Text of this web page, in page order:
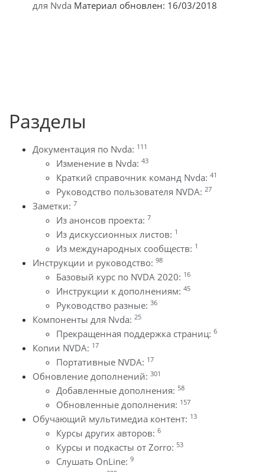
для Nvda Материал обновлен: 16/03/2018
Разделы
Документация по Nvda: 111
Изменение в Nvda: 43
Краткий справочник команд Nvda: 41
Руководство пользователя NVDA: 27
Заметки: 7
Из анонсов проекта: 7
Из дискуссионных листов: 1
Из международных сообществ: 1
Инструкции и руководство: 98
Базовый курс по NVDA 2020: 16
Инструкции к дополнениям: 45
Руководство разные: 36
Компоненты для Nvda: 25
Прекращенная поддержка страниц: 6
Копии NVDA: 17
Портативные NVDA: 17
Обновление дополнений: 301
Добавленные дополнения: 58
Обновленные дополнения: 157
Обучающий мультимедиа контент: 13
Курсы других авторов: 6
Курсы и подкасты от Zorro: 53
Слушать OnLine: 9